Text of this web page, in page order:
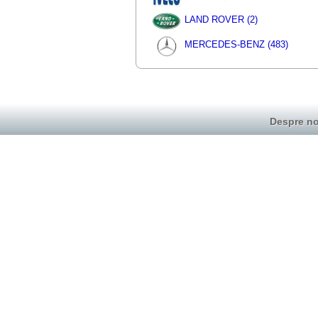
LAND ROVER (2)
MERCEDES-BENZ (483)
Despre